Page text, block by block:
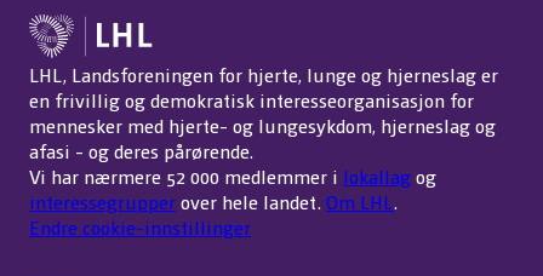
LHL, Landsforeningen for hjerte, lunge og hjerneslag er
en frivillig og demokratisk interesseorganisasjon for
mennesker med hjerte- og lungesykdom, hjerneslag og
afasi - og deres pårørende.
Vi har nærmere 52 000 medlemmer i lokallagog
interessegrupperover hele landet. Om LHL.
Endre cookie-innstillinger